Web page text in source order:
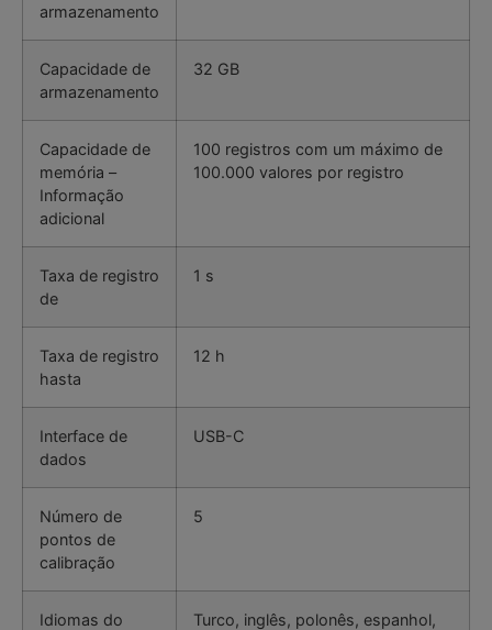
armazenamento
Capacidade de
armazenamento
32 GB
Capacidade de
memória –
Informação
adicional
100 registros com um máximo de
100.000 valores por registro
Taxa de registro
de
1 s
Taxa de registro
hasta
12 h
Interface de
dados
USB-C
Número de
pontos de
calibração
5
Idiomas do Turco, inglês, polonês, espanhol,